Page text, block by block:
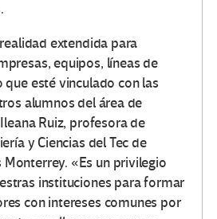
extendida para
equipos, líneas de
esté vinculado con las
alumnos del área de
Ruiz, profesora de
y Ciencias del Tec de
«Es un privilegio
instituciones para formar
con intereses comunes por